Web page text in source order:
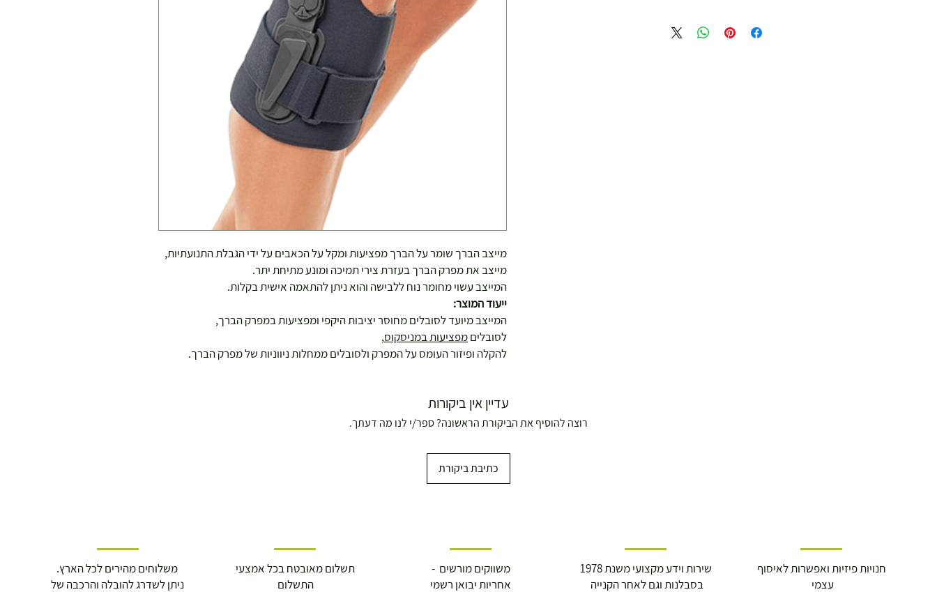
מייצב הברך שומר על הברך מפציעות ומקל על הכאבים על ידי הגבלת התנועתיות,
מייצב את מפרק הברך בעזרת צירי תמיכה ומונע מתיחת יתר.
המייצב עשוי מחומר נוח ללבישה והוא ניתן להתאמה אישית בקלות.
ייעוד המוצר:
המייצב מיועד לסובלים מחוסר יציבות היקפי ומפציעות במפרק הברך,
לסובליםמפציעות במניסקוס,
להקלה ופיזור העומס על המפרק ולסובלים ממחלות ניווניות של מפרק הברך.
עדיין אין ביקורות
רוצה להוסיף את הביקורת הראשונה? ספר/י לנו מה דעתך.
כתיבת ביקורת
משלוחים מהירים לכל הארץ.
ניתן לשדרג להובלה והרכבה של
תשלום מאובטח בכל אמצעי
התשלום
משווקים מורשים -
אחריות יבואן רשמי
שירות וידע מקצועי משנת 1978
בסבלנות וגם לאחר הקנייה
חנויות פיזיות ואפשרות לאיסוף
עצמי